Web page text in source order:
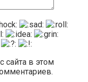
сайта в этом